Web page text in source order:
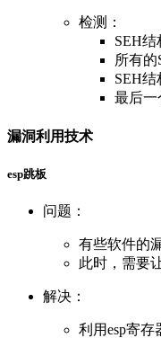
检测：
SEH
所有
SEH
最后一
漏洞利用技术
esp跳板
问题：
有些软件的
此时，需要
解决：
利用esp寄存